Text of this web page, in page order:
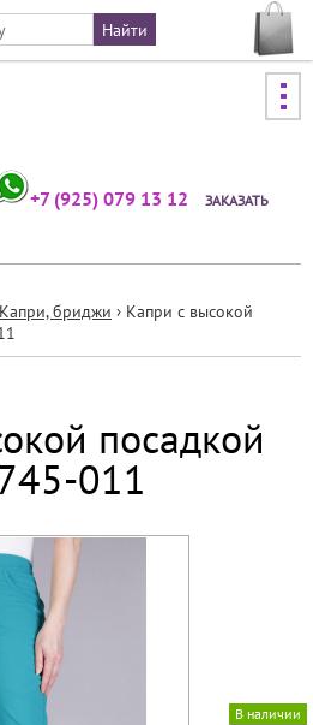
to navigation
+7 (925) 079 13 12
ЗАКАЗАТЬ
Капри, бриджи › Капри с высокой
посадкой
011
В наличии